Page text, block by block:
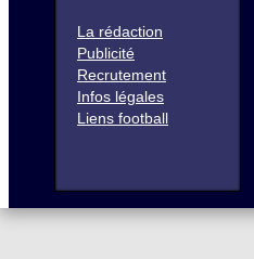
La rédaction
Publicité
Recrutement
Infos légales
Liens football